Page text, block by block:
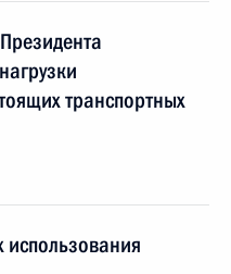
транспортных